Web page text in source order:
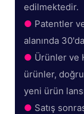
edilmektedir.
● Patentler
alanında
● Ürünler ve
ürünler,
yeni ürün
● Satış